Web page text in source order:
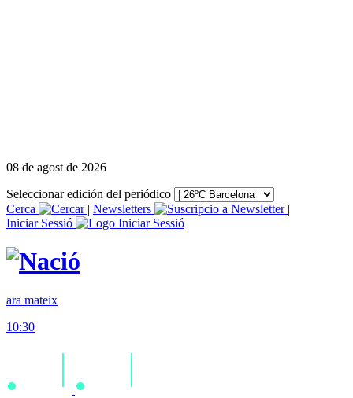
08 de agost de 2026
Seleccionar edición del periódico
Cerca
| Newsletters
|
Iniciar Sessió
ara mateix
10:30